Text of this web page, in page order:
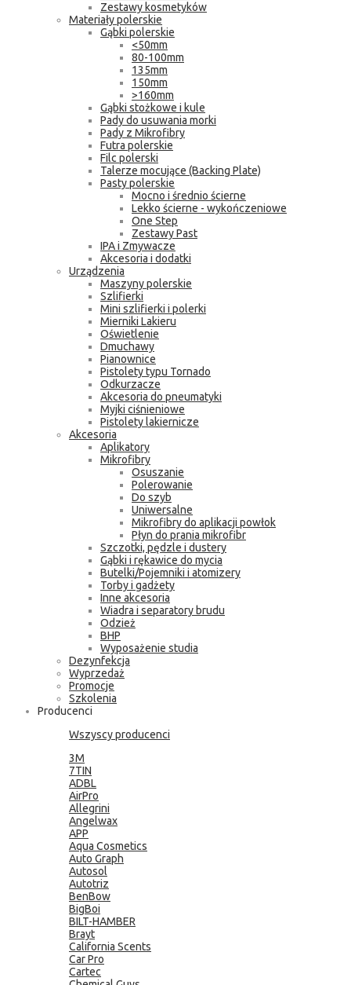
Zestawy kosmetyków
Materiały polerskie
Gąbki polerskie
<50mm
80-100mm
135mm
150mm
>160mm
Gąbki stożkowe i kule
Pady do usuwania morki
Pady z Mikrofibry
Futra polerskie
Filc polerski
Talerze mocujące (Backing Plate)
Pasty polerskie
Mocno i średnio ścierne
Lekko ścierne - wykończeniowe
One Step
Zestawy Past
IPA i Zmywacze
Akcesoria i dodatki
Urządzenia
Maszyny polerskie
Szlifierki
Mini szlifierki i polerki
Mierniki Lakieru
Oświetlenie
Dmuchawy
Pianownice
Pistolety typu Tornado
Odkurzacze
Akcesoria do pneumatyki
Myjki ciśnieniowe
Pistolety lakiernicze
Akcesoria
Aplikatory
Mikrofibry
Osuszanie
Polerowanie
Do szyb
Uniwersalne
Mikrofibry do aplikacji powłok
Płyn do prania mikrofibr
Szczotki, pędzle i dustery
Gąbki i rękawice do mycia
Butelki/Pojemniki i atomizery
Torby i gadżety
Inne akcesoria
Wiadra i separatory brudu
Odzież
BHP
Wyposażenie studia
Dezynfekcja
Wyprzedaż
Promocje
Szkolenia
Producenci
Wszyscy producenci
3M
7TIN
ADBL
AirPro
Allegrini
Angelwax
APP
Aqua Cosmetics
Auto Graph
Autosol
Autotriz
BenBow
BigBoi
BILT-HAMBER
Brayt
California Scents
Car Pro
Cartec